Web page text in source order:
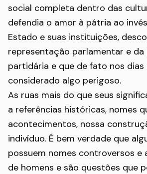
social completa dentro das
defendia o amor à pátria ao
Estado e suas instituições,
representação parlamentar e
partidária e que de fato nos
considerado algo perigoso.
As ruas mais do que seus
a referências históricas, nomes
acontecimentos, nossa
indivíduo. É bem verdade que
possuem nomes controversos e
de homens e são questões que